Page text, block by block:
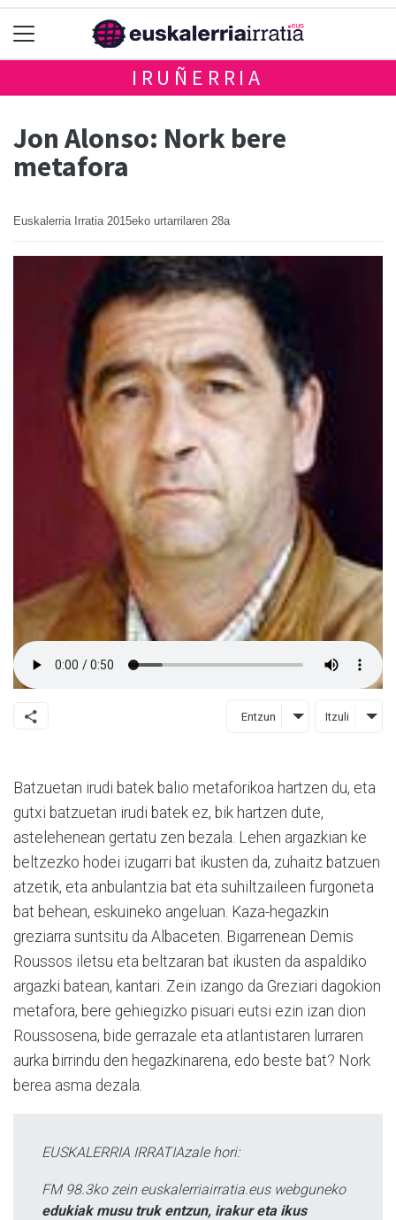
IRUÑERRIA
Jon Alonso: Nork bere
metafora
Euskalerria Irratia 2015eko urtarrilaren 28a
Entzun Itzuli
Batzuetan irudi batek balio metaforikoa hartzen du, eta
gutxi batzuetan irudi batek ez, bik hartzen dute,
astelehenean gertatu zen bezala. Lehen argazkian ke
beltzezko hodei izugarri bat ikusten da, zuhaitz batzuen
atzetik, eta anbulantzia bat eta suhiltzaileen furgoneta
bat behean, eskuineko angeluan. Kaza-hegazkin
greziarra suntsitu da Albaceten. Bigarrenean Demis
Roussos iletsu eta beltzaran bat ikusten da aspaldiko
argazki batean, kantari. Zein izango da Greziari dagokion
metafora, bere gehiegizko pisuari eutsi ezin izan dion
Roussosena, bide gerrazale eta atlantistaren lurraren
aurka birrindu den hegazkinarena, edo beste bat? Nork
berea asma dezala.
EUSKALERRIA IRRATIAzale hori:
FM 98.3ko zein euskalerriairratia.eus webguneko
edukiak musu truk entzun, irakur eta ikus